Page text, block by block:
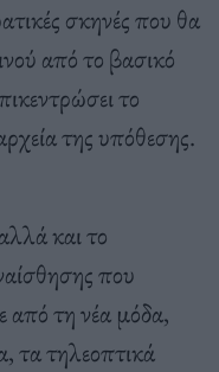
σκηνές που θα
από το βασικό
το
της υπόθεσης.
και το
που
από τη νέα μόδα,
τα τηλεοπτικά